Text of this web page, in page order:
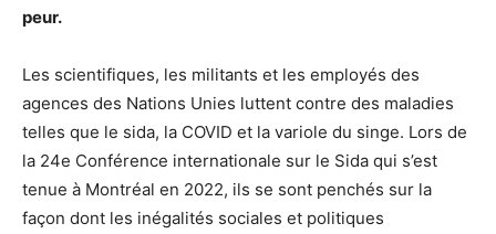
peur.
Les scientifiques, les militants et les employés des
agences des Nations Unies luttent contre des maladies
telles que le sida, la COVID et la variole du singe. Lors de
la 24e Conférence internationale sur le Sida qui s’est
tenue à Montréal en 2022, ils se sont penchés sur la
façon dont les inégalités sociales et politiques